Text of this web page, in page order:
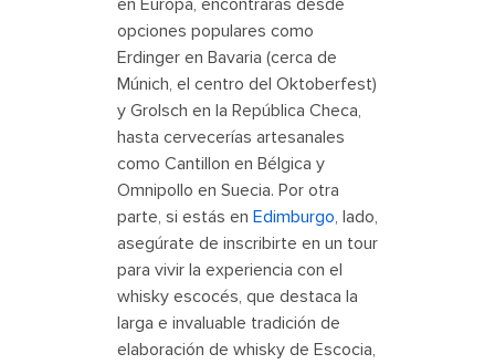
en Europa, encontrarás desde
opciones populares como
Erdinger en Bavaria (cerca de
Múnich, el centro del Oktoberfest)
y Grolsch en la República Checa,
hasta cervecerías artesanales
como Cantillon en Bélgica y
Omnipollo en Suecia. Por otra
parte, si estás en Edimburgo, lado,
asegúrate de inscribirte en un tour
para vivir la experiencia con el
whisky escocés, que destaca la
larga e invaluable tradición de
elaboración de whisky de Escocia,